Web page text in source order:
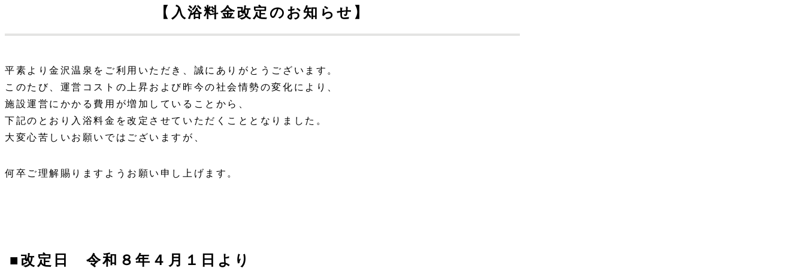
【入浴料金改定のお知らせ】
平素より金沢温泉をご利用いただき、誠にありがとうございます。
このたび、運営コストの上昇および昨今の社会情勢の変化により、
施設運営にかかる費用が増加していることから、
下記のとおり入浴料金を改定させていただくこととなりました。
大変心苦しいお願いではございますが、
何卒ご理解賜りますようお願い申し上げます。
■改定日 令和８年４月１日より